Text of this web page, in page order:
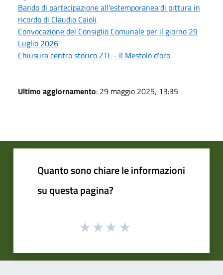
Bando di partecipazione all'estemporanea di pittura in
ricordo di Claudio Caioli
Convocazione del Consiglio Comunale per il giorno 29
Luglio 2026
Chiusura centro storico ZTL - Il Mestolo d'oro
Ultimo aggiornamento: 29 maggio 2025, 13:35
Quanto sono chiare le informazioni
su questa pagina?